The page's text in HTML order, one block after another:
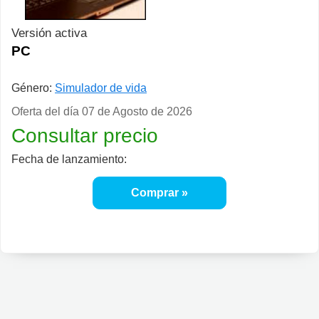
Versión activa
PC
Género: Simulador de vida
Oferta del día 07 de Agosto de 2026
Consultar precio
Fecha de lanzamiento:
Comprar